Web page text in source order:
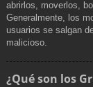
abrirlos, moverlos,
Generalmente, los
usuarios se salgan
malicioso.
¿Qué son los